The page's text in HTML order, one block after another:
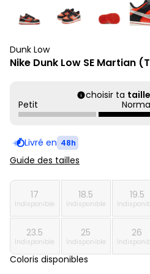
Coloris disponibles
Dunk Low
Nike Dunk Low SE Martian
choisir ta
Petit
Livré en 48h
Guide des tailles
17
Indisponible
18.5
Indisponible
19.5
23.5
Indisponible
25
Indisponible
26